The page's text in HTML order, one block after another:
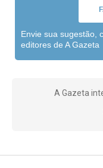
Envie sua sugestão,
editores de A Gazeta
A Gazeta